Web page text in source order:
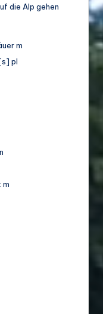
die Alp gehen
m
pl
m